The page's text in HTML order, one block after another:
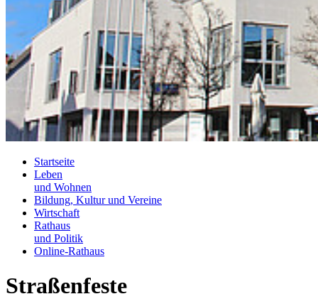
Startseite
Leben
und Wohnen
Bildung, Kultur und Vereine
Wirtschaft
Rathaus
und Politik
Online-Rathaus
Straßenfeste